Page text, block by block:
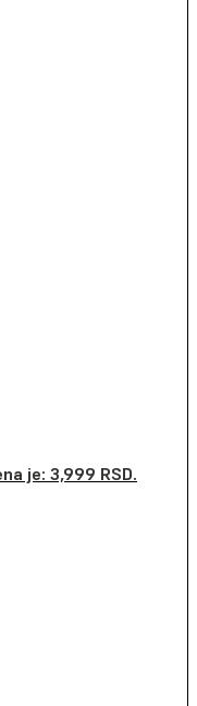
je: 3,999 RSD.